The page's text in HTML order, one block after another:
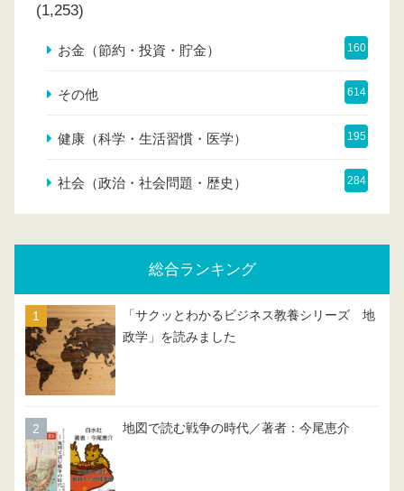
(1,253)
お金（節約・投資・貯金） 160
その他 614
健康（科学・生活習慣・医学） 195
社会（政治・社会問題・歴史） 284
総合ランキング
「サクッとわかるビジネス教養シリーズ 地
政学」を読みました
地図で読む戦争の時代／著者：今尾恵介